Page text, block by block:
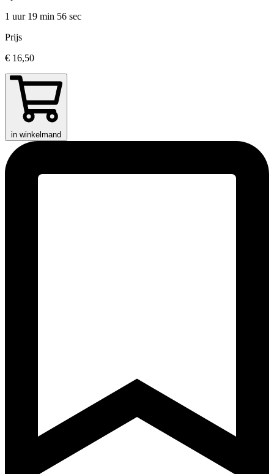
1 uur 19 min 56 sec
Prijs
€ 16,50
in winkelmand